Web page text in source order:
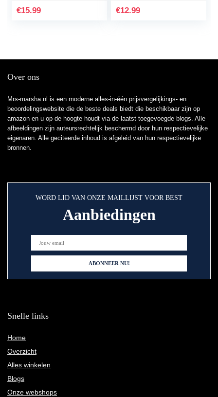
Mask for Dull Dry
€15.99
Donkere Kringen en
€12.99
Over ons
Mrs-marsha.nl is een moderne alles-in-één prijsvergelijkings- en
beoordelingswebsite die de beste deals biedt die beschikbaar zijn op
amazon en u op de hoogte houdt via de laatst toegevoegde blogs. Alle
afbeeldingen zijn auteursrechtelijk beschermd door hun respectievelijke
eigenaren. Alle geciteerde inhoud is afgeleid van hun respectievelijke
bronnen.
WORD LID VAN ONZE MAILLIJST VOOR BEST
Aanbiedingen
Snelle links
Home
Overzicht
Alles winkelen
Blogs
Onze webshops